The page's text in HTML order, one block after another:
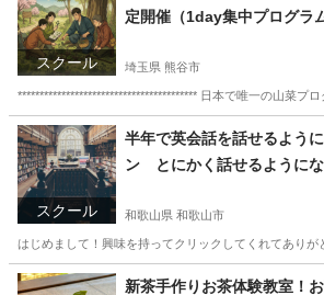
スクール
定開催（1day集中プログ
埼玉県 熊谷市
***************************************** 日本で唯一の山菜プ
埼玉 熊谷市 日本文化
スクール
半年で英会話を話せるよう
ン とにかく話せるように
和歌山県 和歌山市
はじめまして！興味を持ってクリックしてくれてあり
和歌山 和歌山市 英語 先生
新茶手作りお茶体験教室！